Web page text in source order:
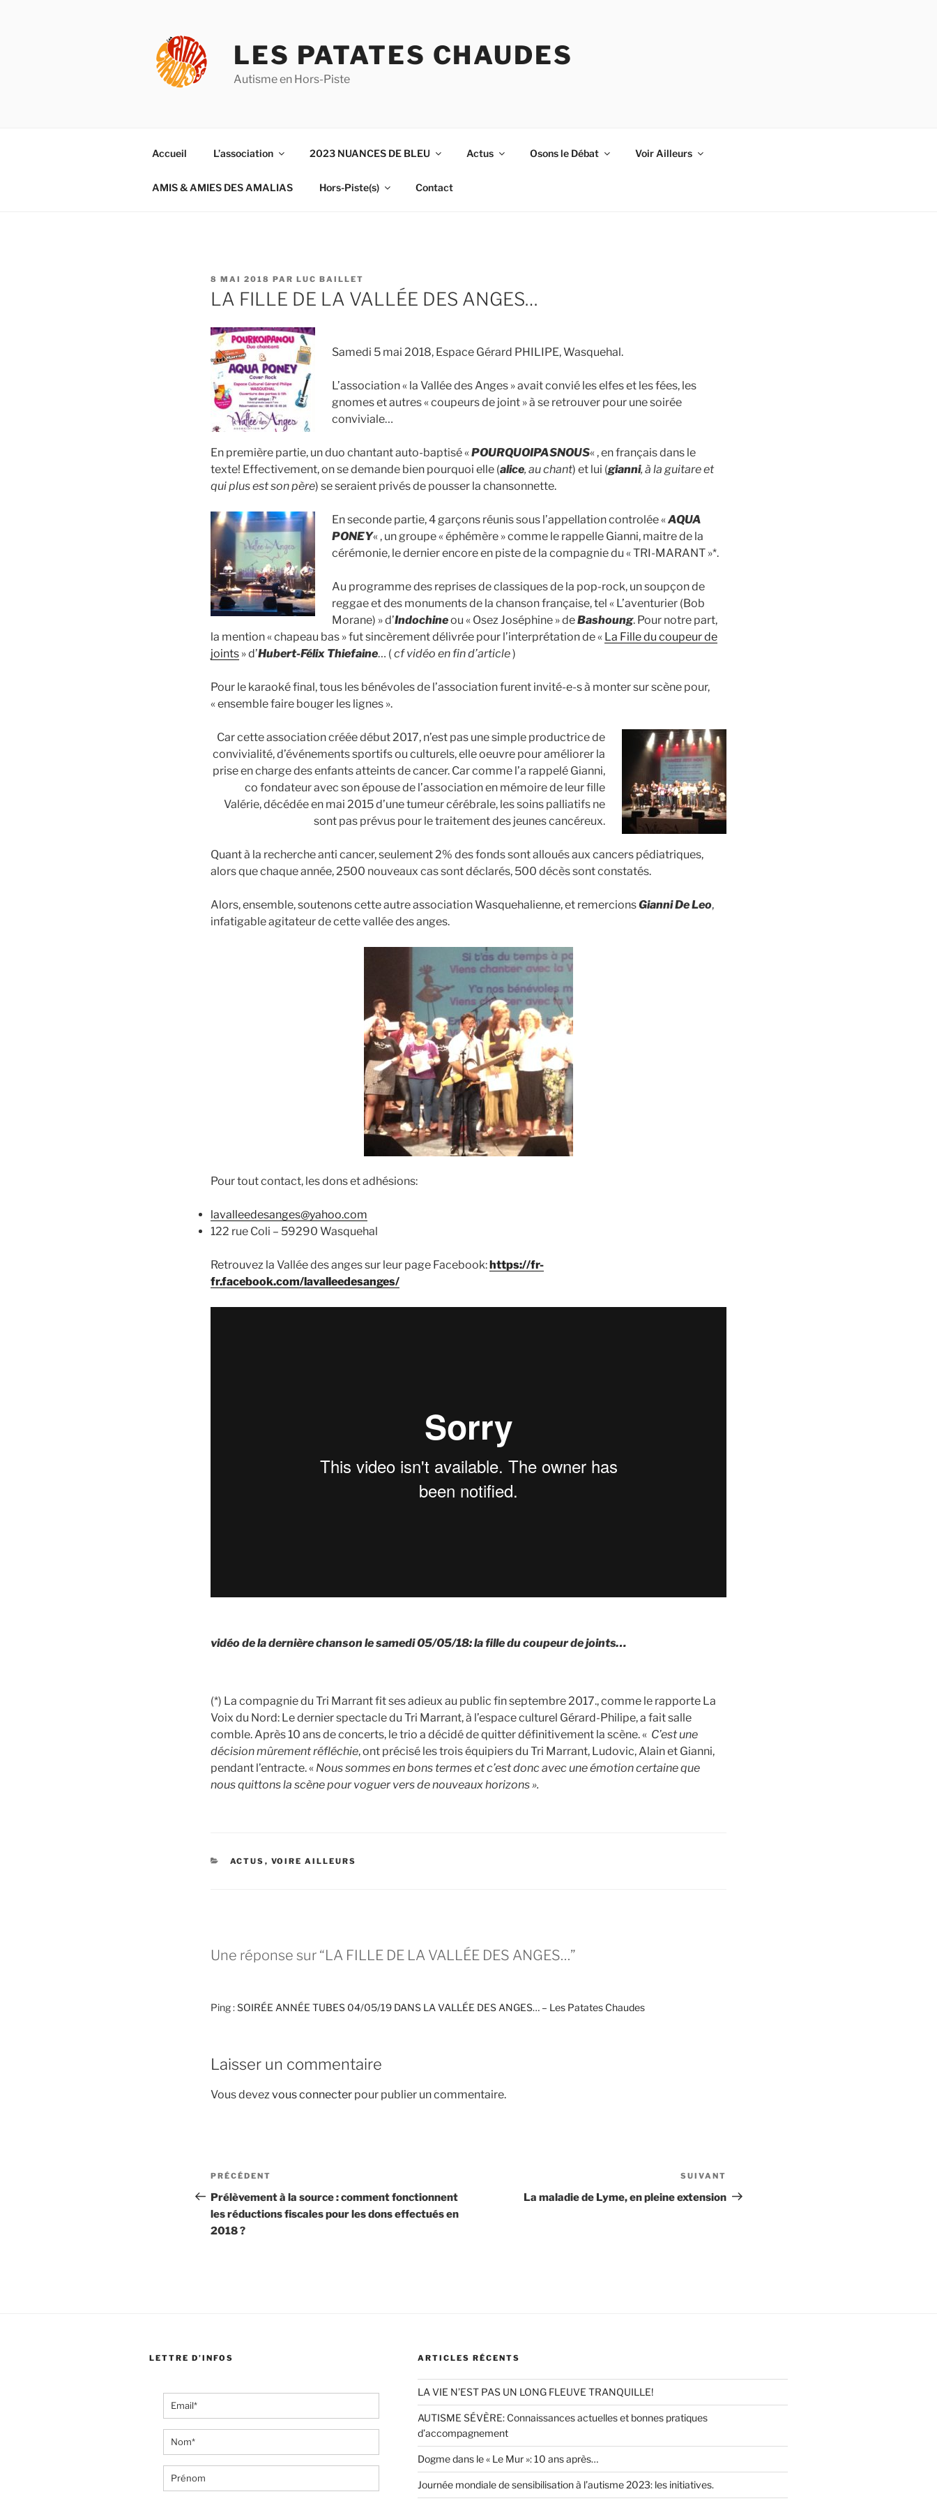
LES PATATES CHAUDES
Autisme en Hors-Piste
Accueil L’association 2023 NUANCES DE BLEU Actus Osons le Débat Voir Ailleurs
AMIS & AMIES DES AMALIAS Hors-Piste(s) Contact
PUBLIÉ
LE
8 MAI 2018 PAR LUC BAILLET
LA FILLE DE LA VALLÉE DES ANGES…
Samedi 5 mai 2018, Espace Gérard PHILIPE, Wasquehal.
L’association « la Vallée des Anges » avait convié les elfes et les fées, les
gnomes et autres « coupeurs de joint » à se retrouver pour une soirée
conviviale…
En première partie, un duo chantant auto-baptisé «POURQUOIPASNOUS« , en français dans le
texte! Effectivement, on se demande bien pourquoi elle (alice, au chant) et lui (gianni, à la guitare et
qui plus est son père) se seraient privés de pousser la chansonnette.
En seconde partie, 4 garçons réunis sous l’appellation controlée «AQUA
PONEY« , un groupe « éphémère » comme le rappelle Gianni, maitre de la
cérémonie, le dernier encore en piste de la compagnie du « TRI-MARANT »*.
Au programme des reprises de classiques de la pop-rock, un soupçon de
reggae et des monuments de la chanson française, tel « L’aventurier (Bob
Morane) » d’Indochineou « Osez Joséphine » deBashoung. Pour notre part,
la mention « chapeau bas » fut sincèrement délivrée pour l’interprétation de « La Fille du coupeur de
joints » d’Hubert-Félix Thiefaine… ( cf vidéo en fin d’article)
Pour le karaoké final, tous les bénévoles de l’association furent invité-e-s à monter sur scène pour,
« ensemble faire bouger les lignes ».
Car cette association créée début 2017, n’est pas une simple productrice de
convivialité, d’événements sportifs ou culturels, elle oeuvre pour améliorer la
prise en charge des enfants atteints de cancer. Car comme l’a rappelé Gianni,
co fondateur avec son épouse de l’association en mémoire de leur fille
Valérie, décédée en mai 2015 d’une tumeur cérébrale, les soins palliatifs ne
sont pas prévus pour le traitement des jeunes cancéreux.
Quant à la recherche anti cancer, seulement 2% des fonds sont alloués aux cancers pédiatriques,
alors que chaque année, 2500 nouveaux cas sont déclarés, 500 décès sont constatés.
Alors, ensemble, soutenons cette autre association Wasquehalienne, et remercionsGianni De Leo,
infatigable agitateur de cette vallée des anges.
Pour tout contact, les dons et adhésions:
lavalleedesanges@yahoo.com
122 rue Coli – 59290 Wasquehal
Retrouvez la Vallée des anges sur leur page Facebook: https://fr-
fr.facebook.com/lavalleedesanges/
vidéo de la dernière chanson le samedi 05/05/18: la fille du coupeur de joints…
(*) La compagnie du Tri Marrant fit ses adieux au public fin septembre 2017., comme le rapporte La
Voix du Nord: Le dernier spectacle du Tri Marrant, à l’espace culturel Gérard-Philipe, a fait salle
comble. Après 10 ans de concerts, le trio a décidé de quitter définitivement la scène. « C’est une
décision mûrement réfléchie, ont précisé les trois équipiers du Tri Marrant, Ludovic, Alain et Gianni,
pendant l’entracte. « Nous sommes en bons termes et c’est donc avec une émotion certaine que
nous quittons la scène pour voguer vers de nouveaux horizons ».
CATÉGORIES
ACTUS , VOIRE AILLEURS
Une réponse sur “LA FILLE DE LA VALLÉE DES ANGES…”
Ping :SOIRÉE ANNÉE TUBES 04/05/19 DANS LA VALLÉE DES ANGES… – Les Patates Chaudes
Laisser un commentaire
Vous devez vous connecter pour publier un commentaire.
Navigation
de
l’article
Article
précédent
PRÉCÉDENT
Prélèvement à la source : comment fonctionnent
les réductions fiscales pour les dons effectués en
2018 ?
suivant
SUIVANT
La maladie de Lyme, en pleine extension
LETTRE D’INFOS ARTICLES RÉCENTS
LA VIE N’EST PAS UN LONG FLEUVE TRANQUILLE!
AUTISME SÉVÈRE: Connaissances actuelles et bonnes pratiques
d’accompagnement
Dogme dans le « Le Mur »: 10 ans après…
Journée mondiale de sensibilisation à l’autisme 2023: les initiatives.